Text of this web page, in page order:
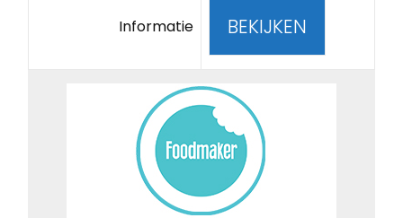
Informatie BEKIJKEN